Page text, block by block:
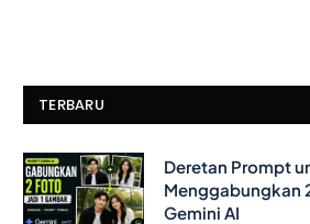
TERBARU
Deretan Prompt
Menggabungkan
Gemini AI